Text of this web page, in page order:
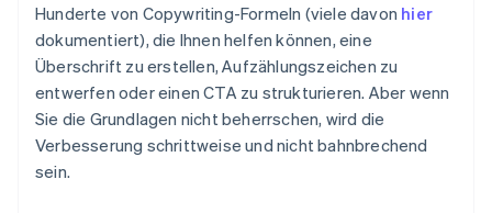
Hunderte von Copywriting-Formeln (viele davon hier
dokumentiert), die Ihnen helfen können, eine
Überschrift zu erstellen, Aufzählungszeichen zu
entwerfen oder einen CTA zu strukturieren. Aber wenn
Sie die Grundlagen nicht beherrschen, wird die
Verbesserung schrittweise und nicht bahnbrechend
sein.